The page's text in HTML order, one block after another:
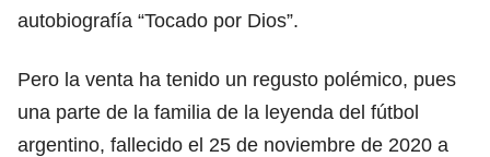
autobiografía “Tocado por Dios”.
Pero la venta ha tenido un regusto polémico, pues
una parte de la familia de la leyenda del fútbol
argentino, fallecido el 25 de noviembre de 2020 a